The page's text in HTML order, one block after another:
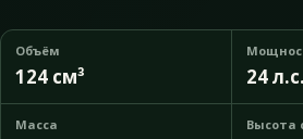
Объём
124 см³ 24 л.с.
Масса Высота